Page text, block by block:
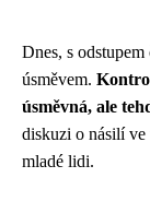
Dnes, s odstupem
úsměvem.
úsměvná, ale
diskuzi o násilí ve
mladé lidi.